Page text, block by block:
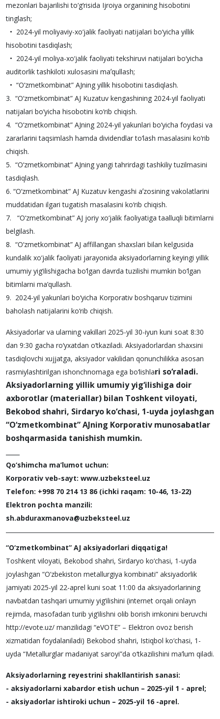
mezonlari bajarilishi to‘g‘risida Ijroiya organining hisobotini
tinglash;
• 2024-yil moliyaviy-xo‘jalik faoliyati natijalari bo‘yicha yillik
hisobotini tasdiqlash;
• 2024-yil moliya-xo‘jalik faoliyati tekshiruvi natijalari bo‘yicha
auditorlik tashkiloti xulosasini maʼqullash;
• “O‘zmetkombinat” AJning yillik hisobotini tasdiqlash.
3. “O‘zmetkombinat” AJ Kuzatuv kengashining 2024-yil faoliyati
natijalari bo‘yicha hisobotini ko‘rib chiqish.
4. “O‘zmetkombinat” AJning 2024-yil yakunlari bo‘yicha foydasi va
zararlarini taqsimlash hamda dividendlar to‘lash masalasini ko‘rib
chiqish.
5. “O‘zmetkombinat” AJning yangi tahrirdagi tashkiliy tuzilmasini
tasdiqlash.
6. “O‘zmetkombinat” AJ Kuzatuv kengashi aʼzosining vakolatlarini
muddatidan ilgari tugatish masalasini ko‘rib chiqish.
7. “O‘zmetkombinat” AJ joriy xo‘jalik faoliyatiga taalluqli bitimlarni
belgilash.
8. “O‘zmetkombinat” AJ affillangan shaxslari bilan kelgusida
kundalik xo‘jalik faoliyati jarayonida aksiyadorlarning keyingi yillik
umumiy yig‘ilishigacha bo‘lgan davrda tuzilishi mumkin bo‘lgan
bitimlarni ma’qullash.
9. 2024-yil yakunlari bo‘yicha Korporativ boshqaruv tizimini
baholash natijalarini ko‘rib chiqish.
Aksiyadorlar va ularning vakillari 2025-yil 30-iyun kuni soat 8:30
dan 9:30 gacha ro‘yxatdan o‘tkaziladi. Aksiyadorlardan shaxsini
tasdiqlovchi xujjatga, aksiyador vakilidan qonunchilikka asosan
rasmiylashtirilgan ishonchnomaga ega bo‘lishlari so‘raladi.
Aksiyadorlarning yillik umumiy yig‘ilishiga doir
axborotlar (materiallar) bilan Toshkent viloyati,
Bekobod shahri, Sirdaryo ko‘chasi, 1-uyda joylashgan
“O‘zmetkombinat” AJning Korporativ munosabatlar
boshqarmasida tanishish mumkin.
Qo‘shimcha ma’lumot uchun:
Korporativ veb-sayt: www.uzbeksteel.uz
Telefon: +998 70 214 13 86 (ichki raqam: 10-46, 13-22)
Elektron pochta manzili:
sh.abduraxmanova@uzbeksteel.uz
“O‘zmetkombinat” AJ aksiyadorlari diqqatiga!
Toshkent viloyati, Bekobod shahri, Sirdaryo ko‘chasi, 1-uyda
joylashgan “O‘zbekiston metallurgiya kombinati” aksiyadorlik
jamiyati 2025-yil 22-aprel kuni soat 11:00 da aksiyadorlarining
navbatdan tashqari umumiy yig‘ilishini (internet orqali onlayn
rejimda, masofadan turib yig‘ilishni olib borish imkonini beruvchi
http://evote.uz/ manzilidagi “eVOTE” – Elektron ovoz berish
xizmatidan foydalaniladi) Bekobod shahri, Istiqbol ko‘chasi, 1-
uyda “Metallurglar madaniyat saroyi”da o‘tkazilishini ma’lum qiladi.
Aksiyadorlarning reyestrini shakllantirish sanasi:
- aksiyadorlarni xabardor etish uchun – 2025-yil 1 - aprel;
- aksiyadorlar ishtiroki uchun – 2025-yil 16 -aprel.